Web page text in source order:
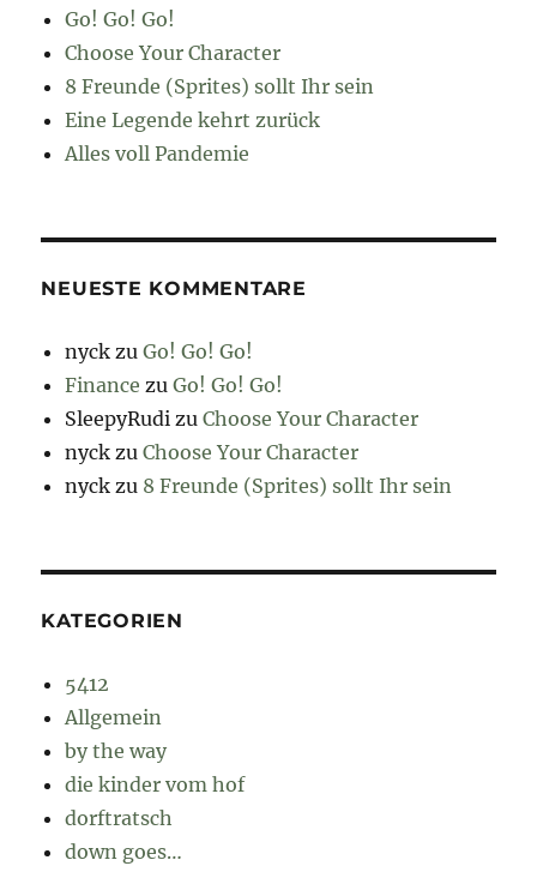
Go! Go! Go!
Choose Your Character
8 Freunde (Sprites) sollt Ihr sein
Eine Legende kehrt zurück
Alles voll Pandemie
NEUESTE KOMMENTARE
nyck zuGo! Go! Go!
Finance zuGo! Go! Go!
SleepyRudi zuChoose Your Character
nyck zuChoose Your Character
nyck zu 8 Freunde (Sprites) sollt Ihr sein
KATEGORIEN
5412
Allgemein
by the way
die kinder vom hof
dorftratsch
down goes…